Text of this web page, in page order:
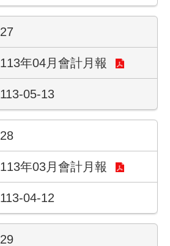
27
113年04月會計月報
113-05-13
28
113年03月會計月報
113-04-12
29